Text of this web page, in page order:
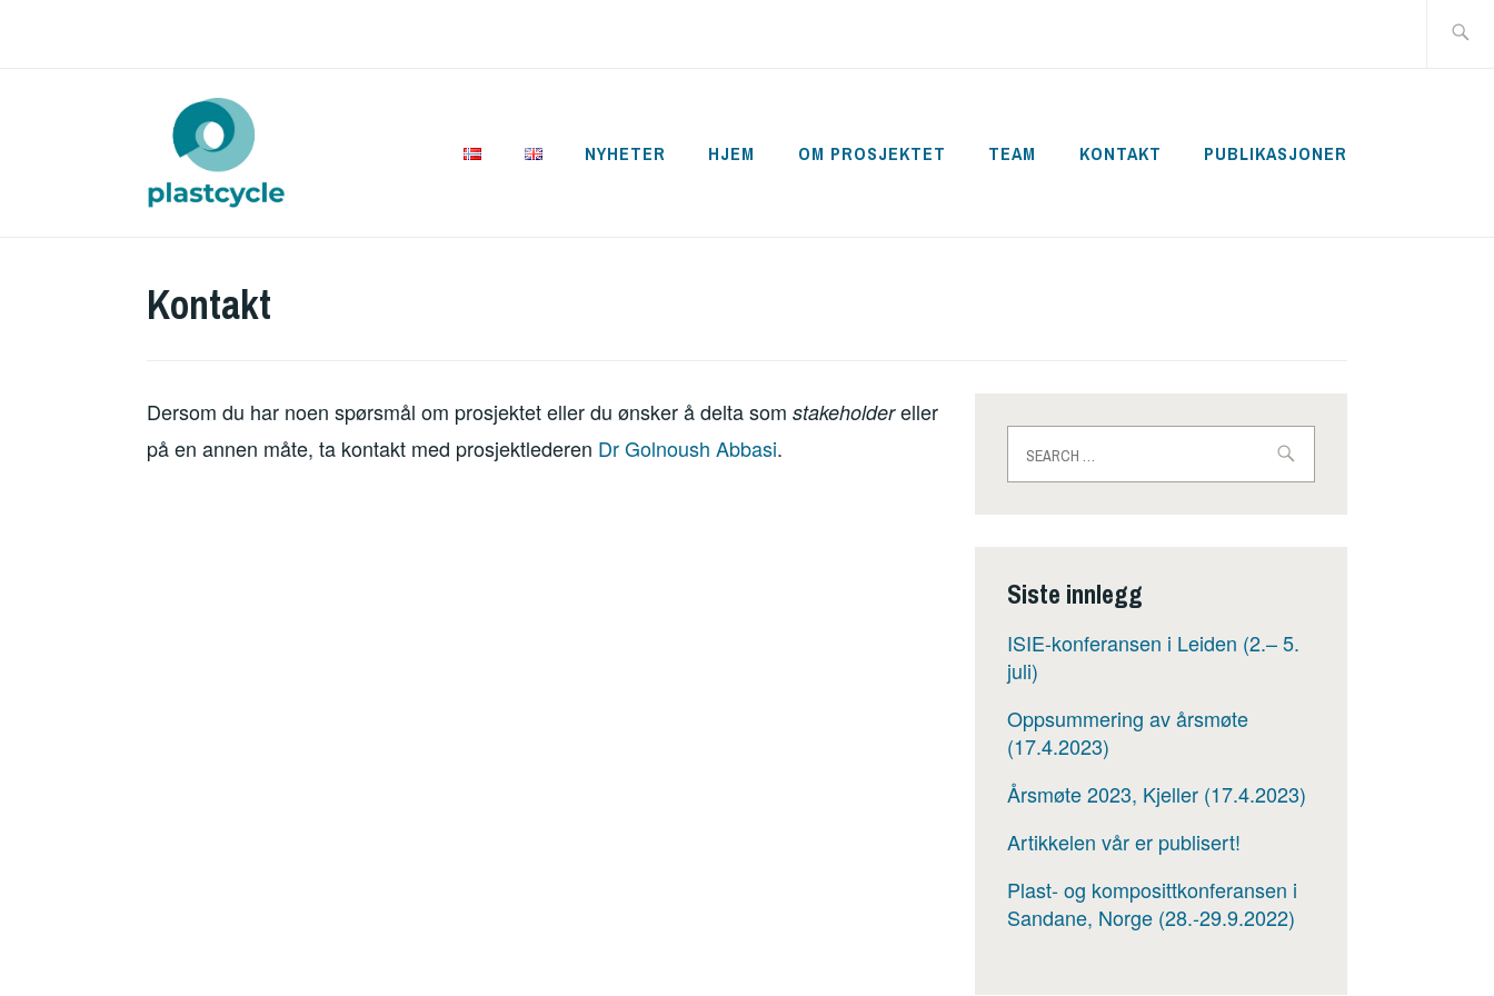
NYHETER HJEM OM PROSJEKTET TEAM KONTAKT PUBLIKASJONER
Kontakt
Dersom du har noen spørsmål om prosjektet eller du ønsker å delta som stakeholdereller
på en annen måte, ta kontakt med prosjektlederen Dr Golnoush Abbasi.
for:
Siste innlegg
ISIE-konferansen i Leiden (2.– 5.
juli)
Oppsummering av årsmøte
(17.4.2023)
Årsmøte 2023, Kjeller (17.4.2023)
Artikkelen vår er publisert!
Plast- og komposittkonferansen i
Sandane, Norge (28.-29.9.2022)